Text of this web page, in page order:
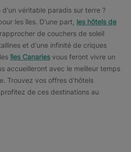
d'un véritable paradis sur terre ?
les îles. D'une part, les hôtels de
de couchers de soleil
et d'une infinité de criques
îles Canaries vous feront vivre un
accueilleront avec le meilleur temps
Trouvez vos offres d'hôtels
de ces destinations au